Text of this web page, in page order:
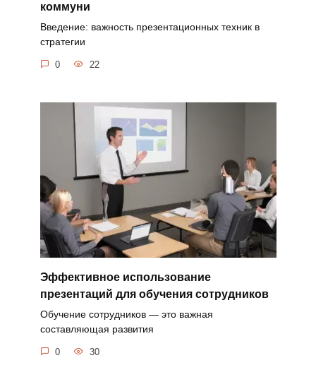
коммуни
Введение: важность презентационных техник в
стратегии
0 22
Эффективное использование
презентаций для обучения сотрудников
Обучение сотрудников — это важная
составляющая развития
0 30